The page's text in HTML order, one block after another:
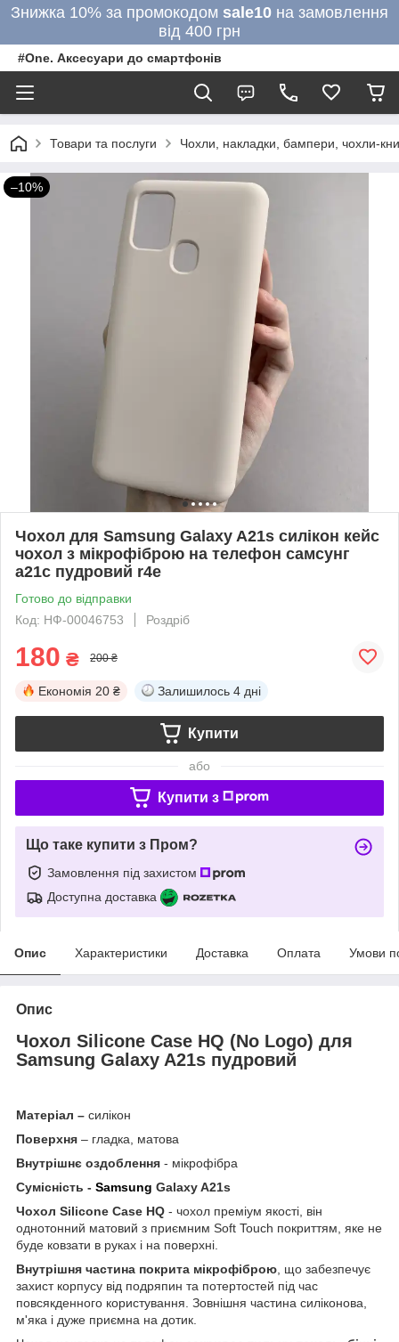
Знижка 10% за промокодом sale10 на замовлення
від 400 грн
#One. Аксесуари до смартфонів
Товари та послуги Чохли, накладки, бампери, чохли-
–10%
Чохол для Samsung Galaxy A21s силікон кейс
чохол з мікрофіброю на телефон самсунг
а21с пудровий r4e
Готово до відправки
Код: НФ-00046753
Роздріб
180 ₴ 200 ₴
Економія 20 ₴ Залишилось 4 дні
Купити
або
Купити з
Що таке купити з Пром?
Замовлення під захистом
Доступна доставка
Опис Характеристики Доставка Оплата Умови
Опис
Чохол Silicone Case HQ (No Logo) для
Samsung Galaxy A21s пудровий
Матеріал – силікон
Поверхня – гладка, матова
Внутрішнє оздоблення - мікрофібра
Сумісність - Samsung Galaxy A21s
Чохол Silicone Case HQ - чохол преміум якості, він
однотонний матовий з приємним Soft Touch покриттям, яке не
буде ковзати в руках і на поверхні.
Внутрішня частина покрита мікрофіброю, що забезпечує
захист корпусу від подряпин та потертостей під час
повсякденного користування. Зовнішня частина силіконова,
м'яка і дуже приємна на дотик.